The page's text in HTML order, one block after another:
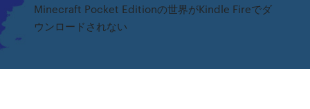
Minecraft Pocket Editionの世界がKindle Fireでダ
ウンロードされない